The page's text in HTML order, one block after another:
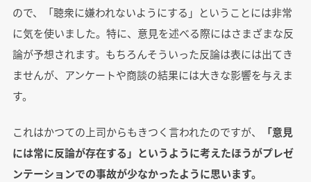
ので、「聴衆に嫌われないようにする」ということには非常
に気を使いました。特に、意見を述べる際にはさまざまな反
論が予想されます。もちろんそういった反論は表には出てき
ませんが、アンケートや商談の結果には大きな影響を与えま
す。
これはかつての上司からもきつく言われたのですが、
「意見
には常に反論が存在する」というように考えたほうがプレゼ
ンテーションでの事故が少なかったように思います。